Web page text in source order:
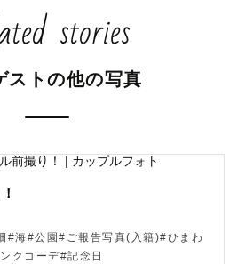
たいか？
お伺いしながら、一緒につくりあ
オンラインでお打ち合わせもござ
stories
ストの他の写真
#海#公園#ご報告写真(入籍)#ひまわ
クコーデ#記念日